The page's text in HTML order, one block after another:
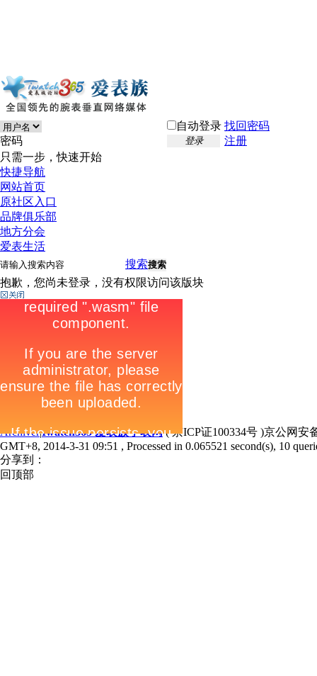
自动登录 找回密码
密码
登录
注册
只需一步，快速开始
快捷导航
网站首页
原社区入口
品牌俱乐部
地方分会
爱表生活
搜索搜索
抱歉，您尚未登录，没有权限访问该版块
Archiver|Iwatch365 爱表族手表网( 京ICP证100334号 )京公网安
GMT+8, 2014-3-31 09:51 , Processed in 0.065521 second(s), 10
分享到：
回顶部